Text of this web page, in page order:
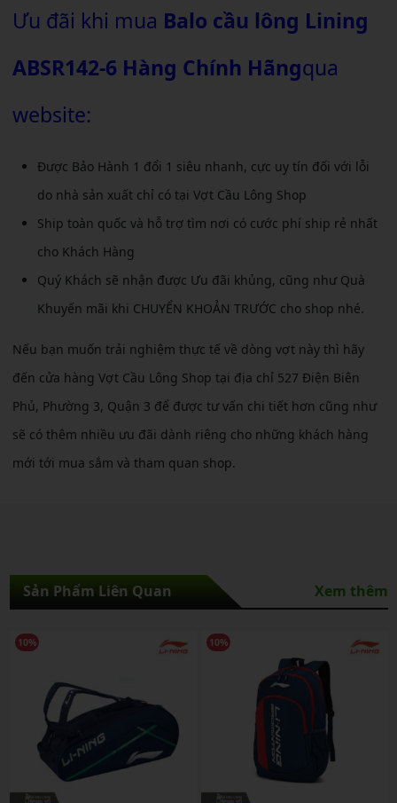
Ưu đãi khi mua Balo cầu lông Lining
ABSR142-6 Hàng Chính Hãngqua
website:
Được Bảo Hành 1 đổi 1 siêu nhanh, cực uy tín đối với lỗi
do nhà sản xuất chỉ có tại Vợt Cầu Lông Shop
Ship toàn quốc và hỗ trợ tìm nơi có cước phí ship rẻ nhất
cho Khách Hàng
Quý Khách sẽ nhận được Ưu đãi khủng, cũng như Quà
Khuyến mãi khi CHUYỂN KHOẢN TRƯỚC cho shop nhé.
Nếu bạn muốn trải nghiệm thực tế về dòng vợt này thì hãy
đến cửa hàng Vợt Cầu Lông Shop tại địa chỉ 527 Điện Biên
Phủ, Phường 3, Quận 3 để được tư vấn chi tiết hơn cũng như
sẽ có thêm nhiều ưu đãi dành riêng cho những khách hàng
mới tới mua sắm và tham quan shop.
Sản Phẩm Liên Quan Xem thêm
10% 10%